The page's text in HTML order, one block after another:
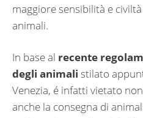
maggiore sensibilità e
animali.
In base al recente
degli animali stilato
Venezia, é infatti vietato
anche la consegna di